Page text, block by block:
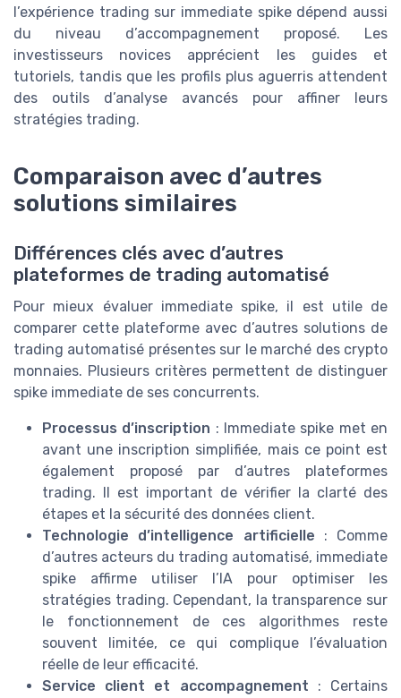
l’expérience trading sur immediate spike dépend aussi
du niveau d’accompagnement proposé. Les
investisseurs novices apprécient les guides et
tutoriels, tandis que les profils plus aguerris attendent
des outils d’analyse avancés pour affiner leurs
stratégies trading.
Comparaison avec d’autres
solutions similaires
Différences clés avec d’autres
plateformes de trading automatisé
Pour mieux évaluer immediate spike, il est utile de
comparer cette plateforme avec d’autres solutions de
trading automatisé présentes sur le marché des crypto
monnaies. Plusieurs critères permettent de distinguer
spike immediate de ses concurrents.
Processus d’inscription : Immediate spike met en
avant une inscription simplifiée, mais ce point est
également proposé par d’autres plateformes
trading. Il est important de vérifier la clarté des
étapes et la sécurité des données client.
Technologie d’intelligence artificielle : Comme
d’autres acteurs du trading automatisé, immediate
spike affirme utiliser l’IA pour optimiser les
stratégies trading. Cependant, la transparence sur
le fonctionnement de ces algorithmes reste
souvent limitée, ce qui complique l’évaluation
réelle de leur efficacité.
Service client et accompagnement : Certains